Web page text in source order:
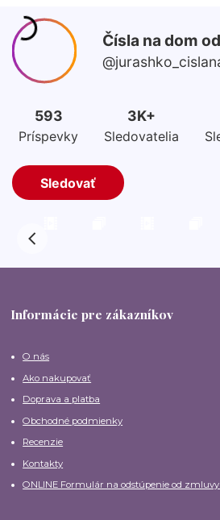
Informácie pre zákazníkov
O nás
Ako nakupovať
Doprava a platba
Obchodné podmienky
Recenzie
Kontakty
ONLINE Formulár na odstúpenie od zmluvy